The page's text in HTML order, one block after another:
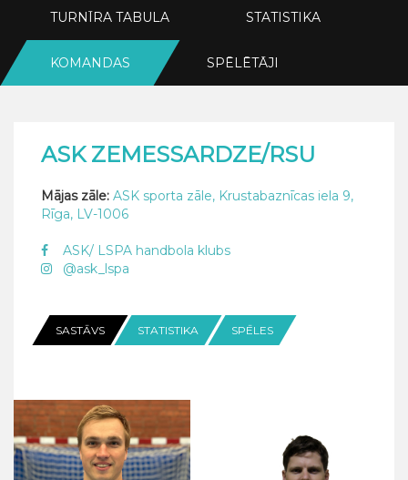
TURNĪRA TABULA STATISTIKA
KOMANDAS SPĒLĒTĀJI
ASK ZEMESSARDZE/RSU
Mājas zāle: ASK sporta zāle, Krustabaznīcas iela 9,
Rīga, LV-1006
ASK/ LSPA handbola klubs
@ask_lspa
SASTĀVS STATISTIKA SPĒLES